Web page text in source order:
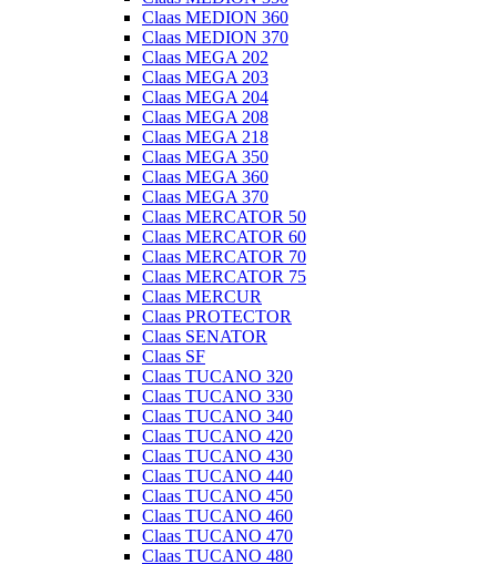
Claas MEDION 360
Claas MEDION 370
Claas MEGA 202
Claas MEGA 203
Claas MEGA 204
Claas MEGA 208
Claas MEGA 218
Claas MEGA 350
Claas MEGA 360
Claas MEGA 370
Claas MERCATOR 50
Claas MERCATOR 60
Claas MERCATOR 70
Claas MERCATOR 75
Claas MERCUR
Claas PROTECTOR
Claas SENATOR
Claas SF
Claas TUCANO 320
Claas TUCANO 330
Claas TUCANO 340
Claas TUCANO 420
Claas TUCANO 430
Claas TUCANO 440
Claas TUCANO 450
Claas TUCANO 460
Claas TUCANO 470
Claas TUCANO 480